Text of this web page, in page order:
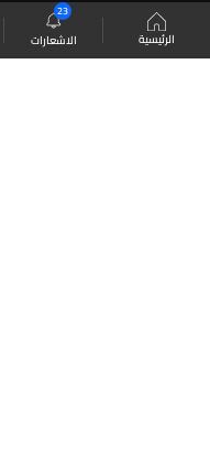
الرئيسية الاشعارات
23
موقع البرامج